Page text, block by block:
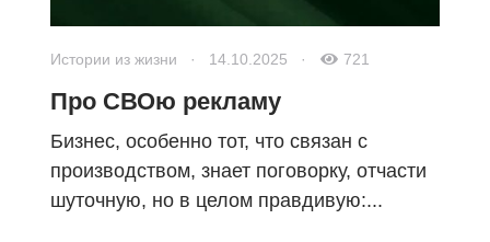
Истории из жизни · 14.10.2025 · 721
Про СВОю рекламу
Бизнес, особенно тот, что связан с
производством, знает поговорку, отчасти
шуточную, но в целом правдивую:...